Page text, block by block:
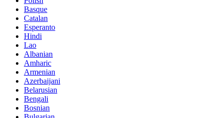
Basque
Catalan
Esperanto
Hindi
Lao
Albanian
Amharic
Armenian
Azerbaijani
Belarusian
Bengali
Bosnian